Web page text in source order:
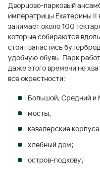
Дворцово-парковый
императрицы Екатерины II
занимает около 100
которые собираются
стоит запастись
удобную обувь. Парк
даже этого времени не
все окрестности:
Большой, Средний и
мосты;
кавалерские
хлебный дом;
остров-подкову;